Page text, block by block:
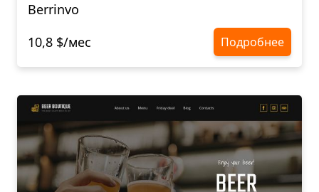
Berrinvo
10,8 $/мес
Подробнее